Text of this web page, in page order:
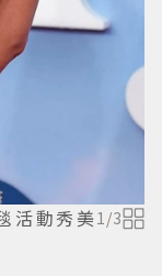
活動秀美1/3